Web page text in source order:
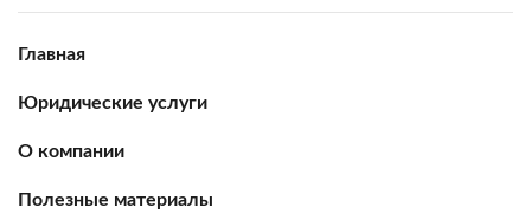
Главная
Юридические услуги
О компании
Полезные материалы